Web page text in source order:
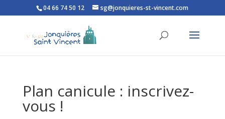
Ouvrir la barre d’outils
04 66 74 50 12 sg@jonquieres-st-vincent.com
Plan canicule : inscrivez-
vous !